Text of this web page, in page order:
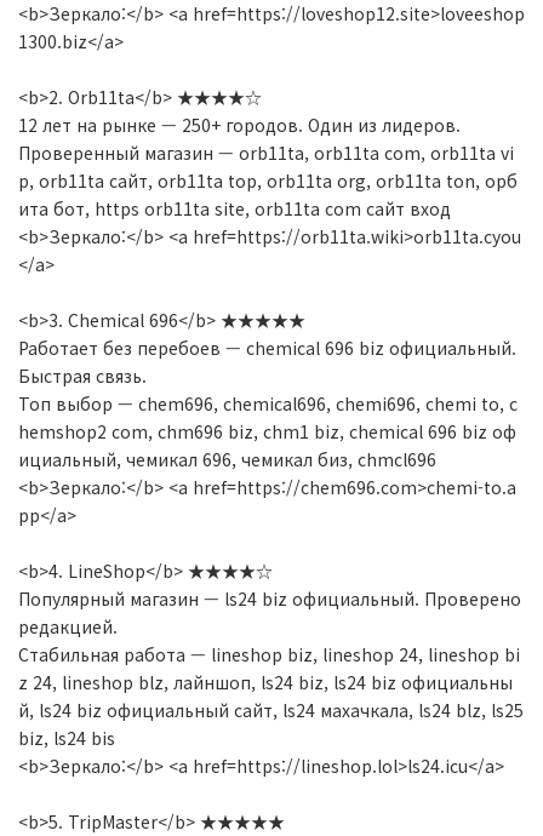
<b>Зеркало:</b> <a href=https://loveshop12.site>loveeshop
1300.biz</a>
<b>2. Orb11ta</b> ★★★★☆
12 лет на рынке — 250+ городов. Один из лидеров.
Проверенный магазин — orb11ta, orb11ta com, orb11ta vi
p, orb11ta сайт, orb11ta top, orb11ta org, orb11ta ton, орб
ита бот, https orb11ta site, orb11ta com сайт вход
<b>Зеркало:</b> <a href=https://orb11ta.wiki>orb11ta.cyou
</a>
<b>3. Chemical 696</b> ★★★★★
Работает без перебоев — chemical 696 biz официальный.
Быстрая связь.
Топ выбор — chem696, chemical696, chemi696, chemi to, c
hemshop2 com, chm696 biz, chm1 biz, chemical 696 biz оф
ициальный, чемикал 696, чемикал биз, chmcl696
<b>Зеркало:</b> <a href=https://chem696.com>chemi-to.a
pp</a>
<b>4. LineShop</b> ★★★★☆
Популярный магазин — ls24 biz официальный. Проверено
редакцией.
Стабильная работа — lineshop biz, lineshop 24, lineshop bi
z 24, lineshop blz, лайншоп, ls24 biz, ls24 biz официальны
й, ls24 biz официальный сайт, ls24 махачкала, ls24 blz, ls25
biz, ls24 bis
<b>Зеркало:</b> <a href=https://lineshop.lol>ls24.icu</a>
<b>5. TripMaster</b> ★★★★★